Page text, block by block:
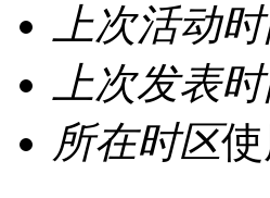
上次活动
上次发表
所在时区